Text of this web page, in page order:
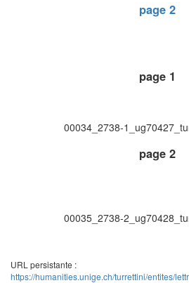
page 2
page 1
00034_2738-
page 2
00035_2738-
URL persistante :
https://humanities.unige.ch/turrettini/entites/